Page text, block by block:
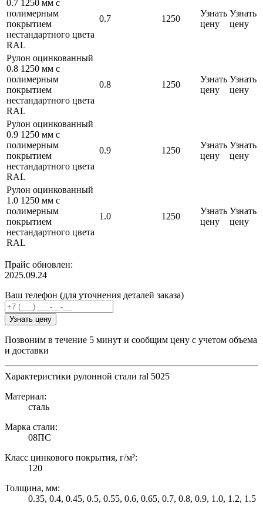
0.7 1250 мм с
полимерным
покрытием
нестандартного цвета
RAL
0.7 1250
Узнать
цену
Узнать
цену
Рулон оцинкованный
0.8 1250 мм с
полимерным
покрытием
нестандартного цвета
RAL
0.8 1250
Узнать
цену
Узнать
цену
Рулон оцинкованный
0.9 1250 мм с
полимерным
покрытием
нестандартного цвета
RAL
0.9 1250
Узнать
цену
Узнать
цену
Рулон оцинкованный
1.0 1250 мм с
полимерным
покрытием
нестандартного цвета
RAL
1.0 1250
Узнать
цену
Узнать
цену
Прайс обновлен:
2025.09.24
Ваш телефон (для уточнения деталей заказа)
Узнать цену
Позвоним в течение 5 минут и сообщим цену с учетом объема
и доставки
Характеристики рулонной стали ral 5025
Материал:
сталь
Марка стали:
08ПС
Класс цинкового покрытия, г/м²:
120
Толщина, мм:
0.35, 0.4, 0.45, 0.5, 0.55, 0.6, 0.65, 0.7, 0.8, 0.9, 1.0, 1.2, 1.5